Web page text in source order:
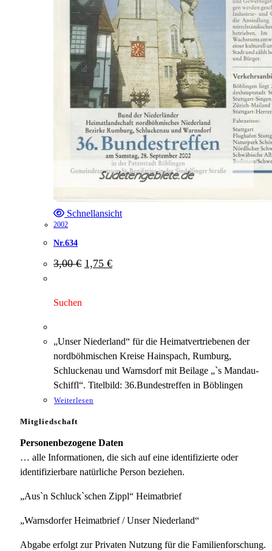
Schnellansicht
2002
Nr.634
3,00€ Ursprünglicher
Preis
1,75 €Aktueller
Preis
Suchen
„Unser Niederland“ für die Heimatvertriebenen der
nordböhmischen Kreise Hainspach, Rumburg,
Schluckenau und Warnsdorf mit Beilage „`s Mandau-
Schiffl“. Titelbild: 36.Bundestreffen in Böblingen
Weiterlesen
Mitgliedschaft
Personenbezogene Daten
… alle Informationen, die sich auf eine identifizierte oder
identifizierbare natürliche Person beziehen.
„Aus`n Schluck`schen Zippl“ Heimatbrief
„Warnsdorfer Heimatbrief / Unser Niederland“
Abgabe erfolgt zur Privaten Nutzung für die Familienforschung.